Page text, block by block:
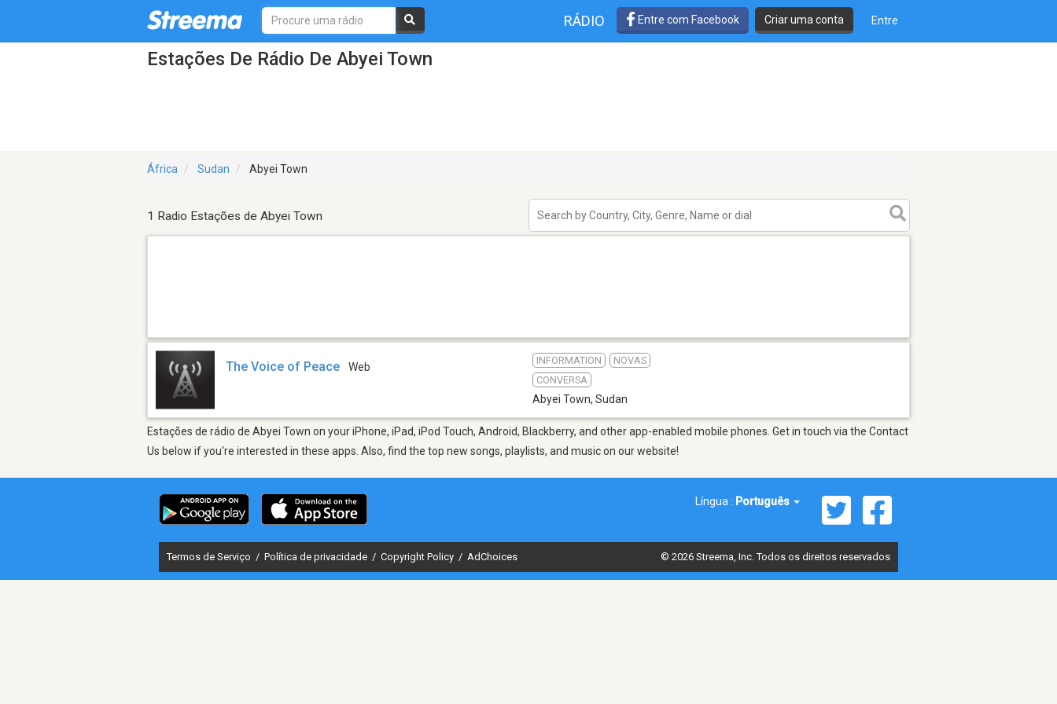
RÁDIO Entre com Facebook Criar uma conta Entre
Estações De Rádio De Abyei Town
África Sudan Abyei Town
1 Radio Estações de Abyei Town
The Voice of Peace Web
INFORMATION
NOVAS
CONVERSA
Abyei Town, Sudan
Estações de rádio de Abyei Town on your iPhone, iPad, iPod Touch, Android, Blackberry, and other app-enabled mobile phones. Get in touch via the Contact
Us below if you're interested in these apps. Also, find the top new songs, playlists, and music on our website!
Língua : Português
Termos de Serviço / Política de privacidade / Copyright Policy / AdChoices © 2026 Streema, Inc. Todos os direitos reservados